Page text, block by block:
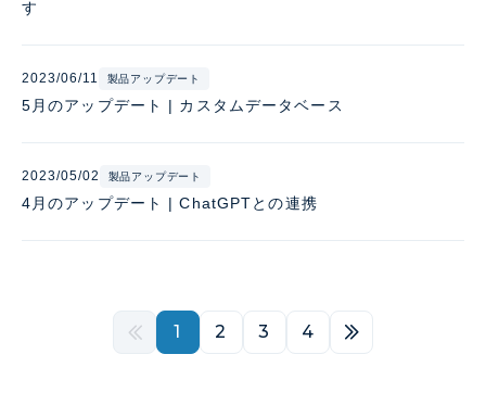
す
2023/06/11 製品アップデート
5月のアップデート | カスタムデータベース
2023/05/02 製品アップデート
4月のアップデート | ChatGPTとの連携
1 2 3 4